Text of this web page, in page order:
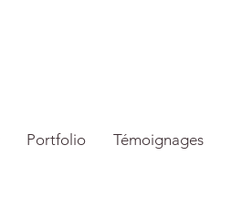
Portfolio Témoignages